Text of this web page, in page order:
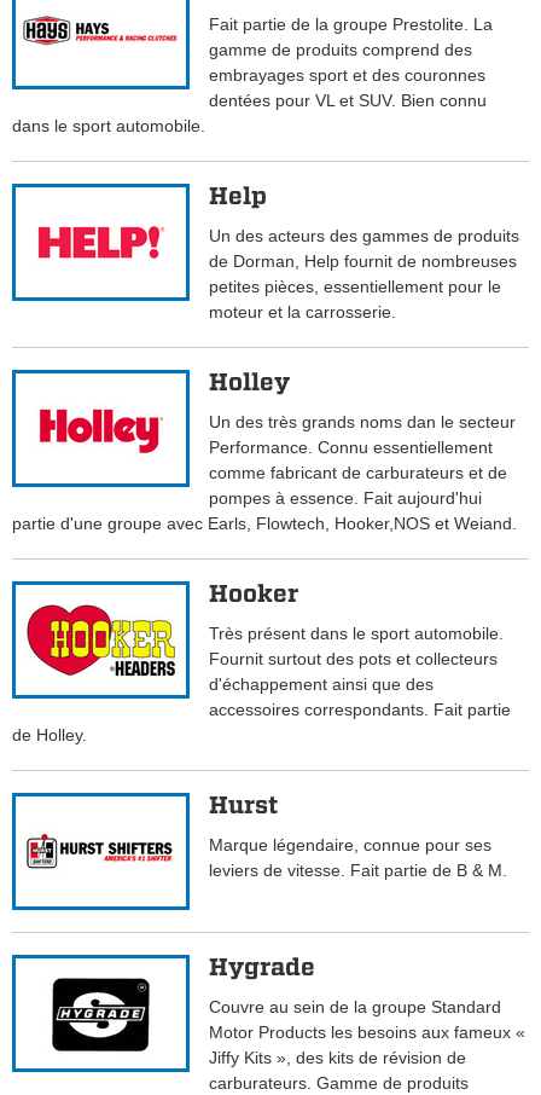
Fait partie de la groupe Prestolite. La
gamme de produits comprend des
embrayages sport et des couronnes
dentées pour VL et SUV. Bien connu
dans le sport automobile.
Help
Un des acteurs des gammes de produits
de Dorman, Help fournit de nombreuses
petites pièces, essentiellement pour le
moteur et la carrosserie.
Holley
Un des très grands noms dan le secteur
Performance. Connu essentiellement
comme fabricant de carburateurs et de
pompes à essence. Fait aujourd'hui
partie d'une groupe avec Earls, Flowtech, Hooker,NOS et Weiand.
Hooker
Très présent dans le sport automobile.
Fournit surtout des pots et collecteurs
d'échappement ainsi que des
accessoires correspondants. Fait partie
de Holley.
Hurst
Marque légendaire, connue pour ses
leviers de vitesse. Fait partie de B & M.
Hygrade
Couvre au sein de la groupe Standard
Motor Products les besoins aux fameux «
Jiffy Kits », des kits de révision de
carburateurs. Gamme de produits